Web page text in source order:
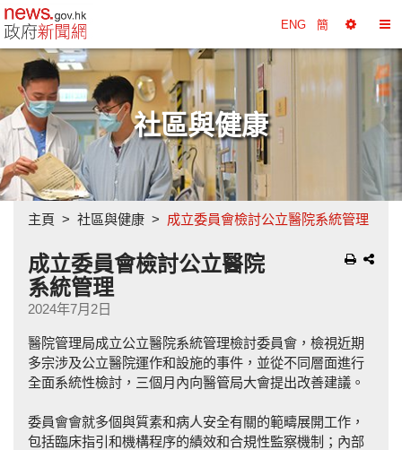
政府新聞網主頁 ENG 簡
擇
換
目
錄
社區與健康
主頁 社區與健康 成立委員會檢討公立醫院系統管理
成立委員會檢討公立醫院
系統管理
2024年7月2日
醫院管理局成立公立醫院系統管理檢討委員會，檢視近期
多宗涉及公立醫院運作和設施的事件，並從不同層面進行
全面系統性檢討，三個月內向醫管局大會提出改善建議。
委員會會就多個與質素和病人安全有關的範疇展開工作，
包括臨床指引和機構程序的績效和合規性監察機制；內部